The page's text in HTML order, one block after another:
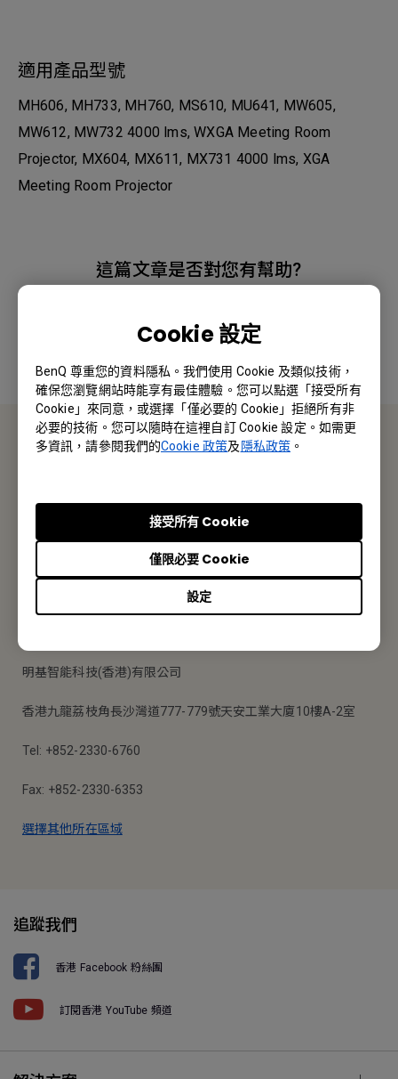
Cookie 設定
BenQ 尊重您的資料隱私。我們使用 Cookie 及類似技術，
確保您瀏覽網站時能享有最佳體驗。您可以點選「接受所有
Cookie」來同意，或選擇「僅必要的 Cookie」拒絕所有非
必要的技術。您可以隨時在這裡自訂 Cookie 設定。如需更
多資訊，請參閱我們的Cookie 政策及隱私政策。
設定
僅限必要 Cookie
接受所有 Cookie
適用產品型號
MH606, MH733, MH760, MS610, MU641, MW605,
MW612, MW732 4000 lms, WXGA Meeting Room
Projector, MX604, MX611, MX731 4000 lms, XGA
Meeting Room Projector
這篇文章是否對您有幫助?
否
報價採購 · 技術諮詢 · 售後服務
聯絡我們
明基智能科技(香港)有限公司
香港九龍荔枝角長沙灣道777-779號天安工業大廈10樓A-2室
Tel: +852-2330-6760
Fax: +852-2330-6353
選擇其他所在區域
追蹤我們
香港 Facebook 粉絲團
訂閱香港 YouTube 頻道